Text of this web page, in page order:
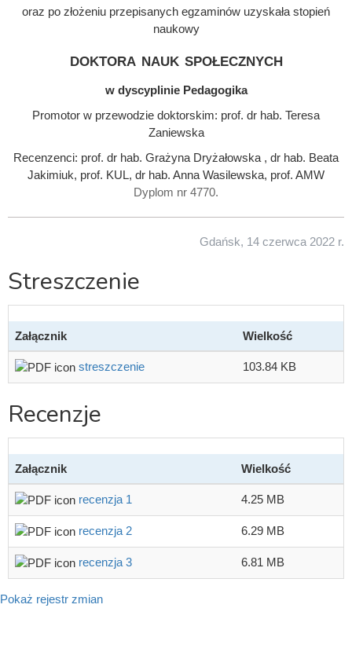
oraz po złożeniu przepisanych egzaminów uzyskała stopień
naukowy
doktora nauk społecznych
w dyscyplinie Pedagogika
Promotor w przewodzie doktorskim: prof. dr hab. Teresa
Zaniewska
Recenzenci: prof. dr hab. Grażyna Dryżałowska , dr hab. Beata
Jakimiuk, prof. KUL, dr hab. Anna Wasilewska, prof. AMW
Dyplom nr 4770.
Gdańsk, 14 czerwca 2022 r.
Streszczenie
Załącznik Wielkość
streszczenie 103.84 KB
Recenzje
Załącznik Wielkość
recenzja 1 4.25 MB
recenzja 2 6.29 MB
recenzja 3 6.81 MB
Pokaż rejestr zmian